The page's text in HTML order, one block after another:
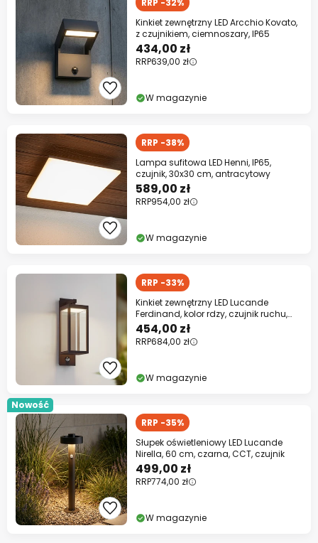
RRP -32%
Kinkiet zewnętrzny LED Arcchio Kovato,
z czujnikiem, ciemnoszary, IP65
434,00 zł
RRP639,00 zł
W magazynie
RRP -38%
Lampa sufitowa LED Henni, IP65,
czujnik, 30x30 cm, antracytowy
589,00 zł
RRP954,00 zł
W magazynie
RRP -33%
Kinkiet zewnętrzny LED Lucande
Ferdinand, kolor rdzy, czujnik ruchu,
IP54
454,00 zł
RRP684,00 zł
W magazynie
Nowość
RRP -35%
Słupek oświetleniowy LED Lucande
Nirella, 60 cm, czarna, CCT, czujnik
499,00 zł
RRP774,00 zł
W magazynie